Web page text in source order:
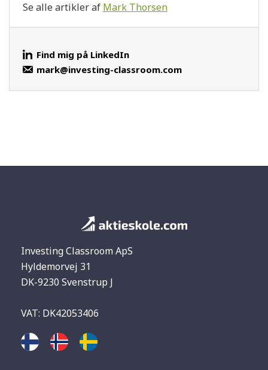
Se alle artikler af Mark Thorsen
Find mig på LinkedIn
mark@investing-classroom.com
Investing Classroom ApS
Hyldemorvej 31
DK-9230 Svenstrup J
VAT: DK42053406